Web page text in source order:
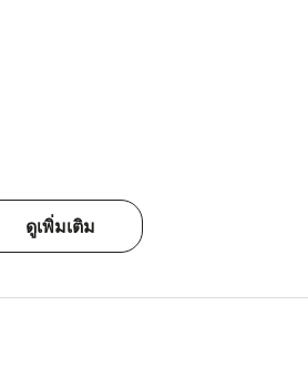
ดูเพิ่มเติม